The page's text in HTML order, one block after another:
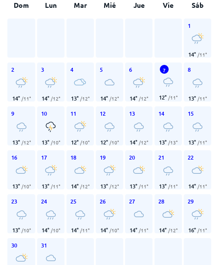
Dom Lun Mar Mié Jue Vie Sáb
1
14° /11°
2
14° /11°
3
14° /12°
4
13° /12°
5
14° /12°
6
14° /12°
7
12° /11°
8
13° /11°
9
13° /12°
10
13° /10°
11
12° /10°
12
12° /10°
13
14° /12°
14
13° /13°
15
13° /11°
16
13° /10°
17
13° /11°
18
14° /12°
19
13° /12°
20
13° /11°
21
13° /11°
22
14° /11°
23
13° /10°
24
14° /10°
25
14° /11°
26
14° /10°
27
14° /11°
28
14° /12°
29
16° /11°
30 31